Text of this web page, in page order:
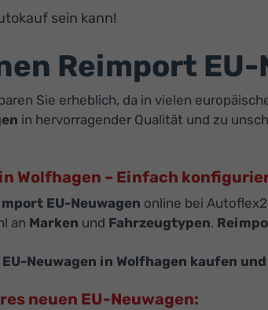
sein kann!
Reimport
Sie erheblich, da in vielen
in hervorragender Qualität und zu
Wolfhagen – Einfach
EU-Neuwagen online bei
an Marken und Fahrzeugtypen.
Neuwagen in Wolfhagen kaufen
neuen EU-Neuwagen: